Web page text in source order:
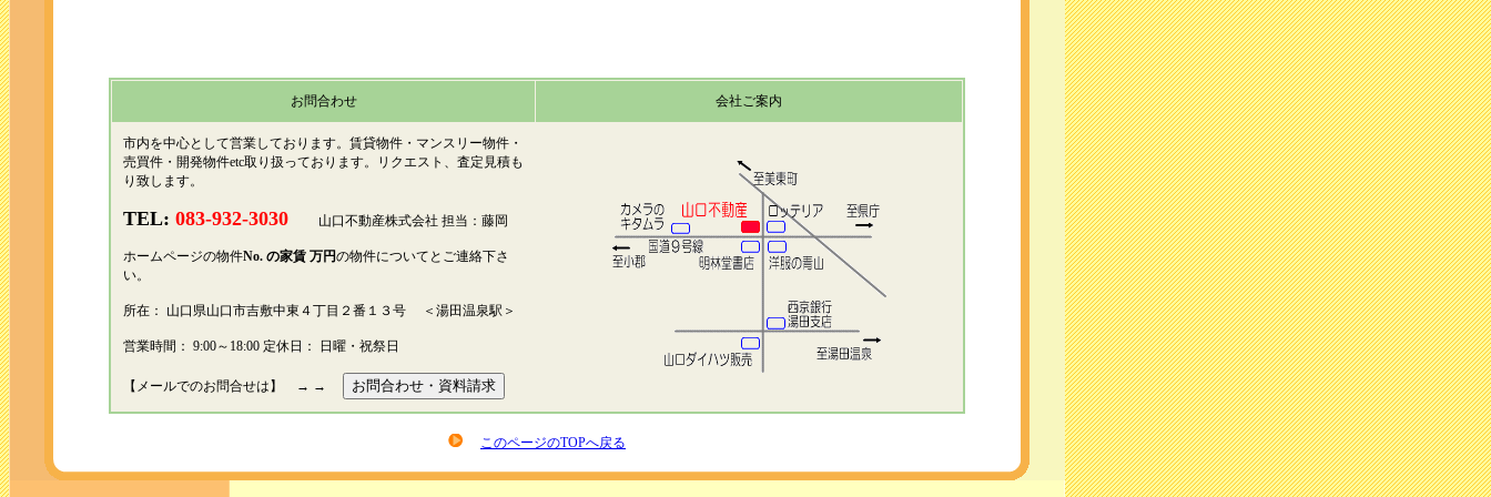
お問合わせ 会社ご案内
市内を中心として営業しております。賃貸物件・マンスリー物件・
売買件・開発物件etc取り扱っております。リクエスト、査定見積も
り致します。
TEL: 083-932-3030 山口不動産株式会社 担当：藤岡
ホームページの物件No. の家賃 万円の物件についてとご連絡下さ
い。
所在： 山口県山口市吉敷中東４丁目２番１３号 ＜湯田温泉駅＞
営業時間： 9:00～18:00 定休日： 日曜・祝祭日
【メールでのお問合せは】 → →
このページのTOPへ戻る